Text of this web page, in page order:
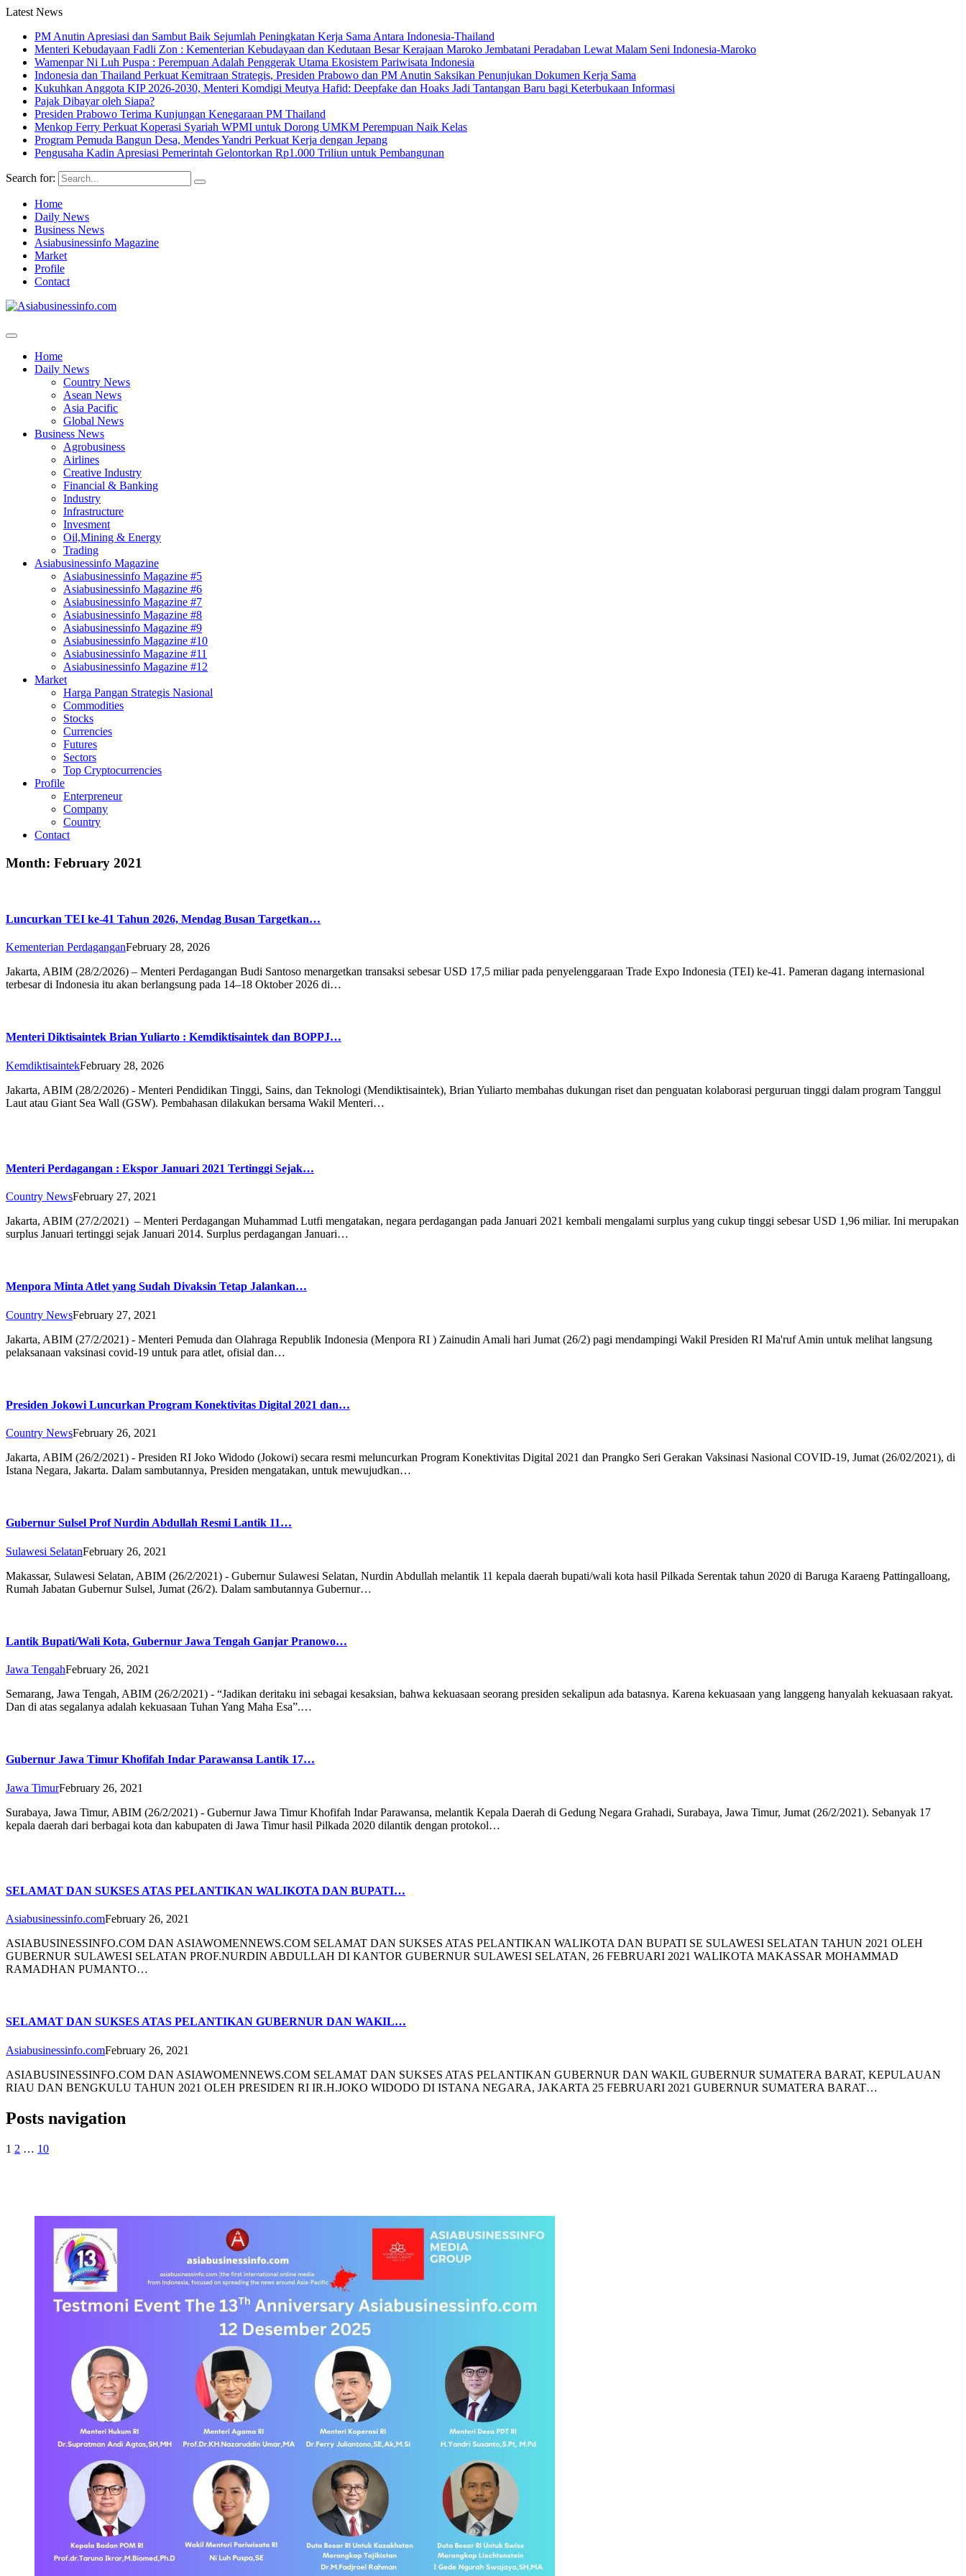
Latest News
PM Anutin Apresiasi dan Sambut Baik Sejumlah Peningkatan Kerja Sama Antara Indonesia-Thailand
Menteri Kebudayaan Fadli Zon : Kementerian Kebudayaan dan Kedutaan Besar Kerajaan Maroko Jembatani Peradaban Lewat Malam Seni Indonesia-Maroko
Wamenpar Ni Luh Puspa : Perempuan Adalah Penggerak Utama Ekosistem Pariwisata Indonesia
Indonesia dan Thailand Perkuat Kemitraan Strategis, Presiden Prabowo dan PM Anutin Saksikan Penunjukan Dokumen Kerja Sama
Kukuhkan Anggota KIP 2026-2030, Menteri Komdigi Meutya Hafid: Deepfake dan Hoaks Jadi Tantangan Baru bagi Keterbukaan Informasi
Pajak Dibayar oleh Siapa?
Presiden Prabowo Terima Kunjungan Kenegaraan PM Thailand
Menkop Ferry Perkuat Koperasi Syariah WPMI untuk Dorong UMKM Perempuan Naik Kelas
Program Pemuda Bangun Desa, Mendes Yandri Perkuat Kerja dengan Jepang
Pengusaha Kadin Apresiasi Pemerintah Gelontorkan Rp1.000 Triliun untuk Pembangunan
Search for:
Home
Daily News
Business News
Asiabusinessinfo Magazine
Market
Profile
Contact
Home
Daily News
Country News
Asean News
Asia Pacific
Global News
Business News
Agrobusiness
Airlines
Creative Industry
Financial & Banking
Industry
Infrastructure
Invesment
Oil,Mining & Energy
Trading
Asiabusinessinfo Magazine
Asiabusinessinfo Magazine #5
Asiabusinessinfo Magazine #6
Asiabusinessinfo Magazine #7
Asiabusinessinfo Magazine #8
Asiabusinessinfo Magazine #9
Asiabusinessinfo Magazine #10
Asiabusinessinfo Magazine #11
Asiabusinessinfo Magazine #12
Market
Harga Pangan Strategis Nasional
Commodities
Stocks
Currencies
Futures
Sectors
Top Cryptocurrencies
Profile
Enterpreneur
Company
Country
Contact
Month: February 2021
Luncurkan TEI ke-41 Tahun 2026, Mendag Busan Targetkan…
Kementerian PerdaganganFebruary 28, 2026
Jakarta, ABIM (28/2/2026) – Menteri Perdagangan Budi Santoso menargetkan transaksi sebesar USD 17,5 miliar pada penyelenggaraan Trade Expo Indonesia (TEI) ke-41. Pameran dagang internasional
terbesar di Indonesia itu akan berlangsung pada 14–18 Oktober 2026 di…
Menteri Diktisaintek Brian Yuliarto : Kemdiktisaintek dan BOPPJ…
KemdiktisaintekFebruary 28, 2026
Jakarta, ABIM (28/2/2026) - Menteri Pendidikan Tinggi, Sains, dan Teknologi (Mendiktisaintek), Brian Yuliarto membahas dukungan riset dan penguatan kolaborasi perguruan tinggi dalam program Tanggul
Laut atau Giant Sea Wall (GSW). Pembahasan dilakukan bersama Wakil Menteri…
Menteri Perdagangan : Ekspor Januari 2021 Tertinggi Sejak…
Country NewsFebruary 27, 2021
Jakarta, ABIM (27/2/2021) – Menteri Perdagangan Muhammad Lutfi mengatakan, negara perdagangan pada Januari 2021 kembali mengalami surplus yang cukup tinggi sebesar USD 1,96 miliar. Ini merupakan
surplus Januari tertinggi sejak Januari 2014. Surplus perdagangan Januari…
Menpora Minta Atlet yang Sudah Divaksin Tetap Jalankan…
Country NewsFebruary 27, 2021
Jakarta, ABIM (27/2/2021) - Menteri Pemuda dan Olahraga Republik Indonesia (Menpora RI ) Zainudin Amali hari Jumat (26/2) pagi mendampingi Wakil Presiden RI Ma'ruf Amin untuk melihat langsung
pelaksanaan vaksinasi covid-19 untuk para atlet, ofisial dan…
Presiden Jokowi Luncurkan Program Konektivitas Digital 2021 dan…
Country NewsFebruary 26, 2021
Jakarta, ABIM (26/2/2021) - Presiden RI Joko Widodo (Jokowi) secara resmi meluncurkan Program Konektivitas Digital 2021 dan Prangko Seri Gerakan Vaksinasi Nasional COVID-19, Jumat (26/02/2021), di
Istana Negara, Jakarta. Dalam sambutannya, Presiden mengatakan, untuk mewujudkan…
Gubernur Sulsel Prof Nurdin Abdullah Resmi Lantik 11…
Sulawesi SelatanFebruary 26, 2021
Makassar, Sulawesi Selatan, ABIM (26/2/2021) - Gubernur Sulawesi Selatan, Nurdin Abdullah melantik 11 kepala daerah bupati/wali kota hasil Pilkada Serentak tahun 2020 di Baruga Karaeng Pattingalloang,
Rumah Jabatan Gubernur Sulsel, Jumat (26/2). Dalam sambutannya Gubernur…
Lantik Bupati/Wali Kota, Gubernur Jawa Tengah Ganjar Pranowo…
Jawa TengahFebruary 26, 2021
Semarang, Jawa Tengah, ABIM (26/2/2021) - “Jadikan deritaku ini sebagai kesaksian, bahwa kekuasaan seorang presiden sekalipun ada batasnya. Karena kekuasaan yang langgeng hanyalah kekuasaan rakyat.
Dan di atas segalanya adalah kekuasaan Tuhan Yang Maha Esa”.…
Gubernur Jawa Timur Khofifah Indar Parawansa Lantik 17…
Jawa TimurFebruary 26, 2021
Surabaya, Jawa Timur, ABIM (26/2/2021) - Gubernur Jawa Timur Khofifah Indar Parawansa, melantik Kepala Daerah di Gedung Negara Grahadi, Surabaya, Jawa Timur, Jumat (26/2/2021). Sebanyak 17
kepala daerah dari berbagai kota dan kabupaten di Jawa Timur hasil Pilkada 2020 dilantik dengan protokol…
SELAMAT DAN SUKSES ATAS PELANTIKAN WALIKOTA DAN BUPATI…
Asiabusinessinfo.comFebruary 26, 2021
ASIABUSINESSINFO.COM DAN ASIAWOMENNEWS.COM SELAMAT DAN SUKSES ATAS PELANTIKAN WALIKOTA DAN BUPATI SE SULAWESI SELATAN TAHUN 2021 OLEH
GUBERNUR SULAWESI SELATAN PROF.NURDIN ABDULLAH DI KANTOR GUBERNUR SULAWESI SELATAN, 26 FEBRUARI 2021 WALIKOTA MAKASSAR MOHAMMAD
RAMADHAN PUMANTO…
SELAMAT DAN SUKSES ATAS PELANTIKAN GUBERNUR DAN WAKIL…
Asiabusinessinfo.comFebruary 26, 2021
ASIABUSINESSINFO.COM DAN ASIAWOMENNEWS.COM SELAMAT DAN SUKSES ATAS PELANTIKAN GUBERNUR DAN WAKIL GUBERNUR SUMATERA BARAT, KEPULAUAN
RIAU DAN BENGKULU TAHUN 2021 OLEH PRESIDEN RI IR.H.JOKO WIDODO DI ISTANA NEGARA, JAKARTA 25 FEBRUARI 2021 GUBERNUR SUMATERA BARAT…
Posts navigation
1 2 … 10